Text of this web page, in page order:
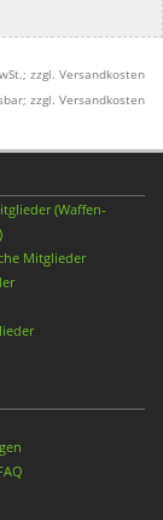
zzgl. Versandkosten
zzgl. Versandkosten
(Waffen-
Mitglieder